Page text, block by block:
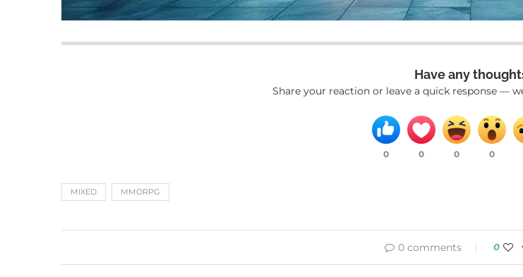
Have any
Share your reaction or leave a quick response —
0 0 0 0
MIXED MMORPG
0 comments 0